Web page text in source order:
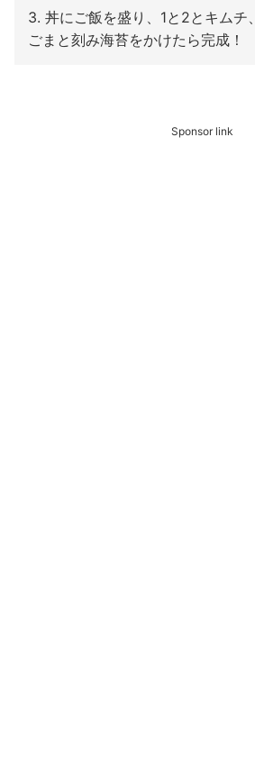
3. 丼にご飯を盛り、1と2とキムチ
ごまと刻み海苔をかけたら完成！
Sponsor link